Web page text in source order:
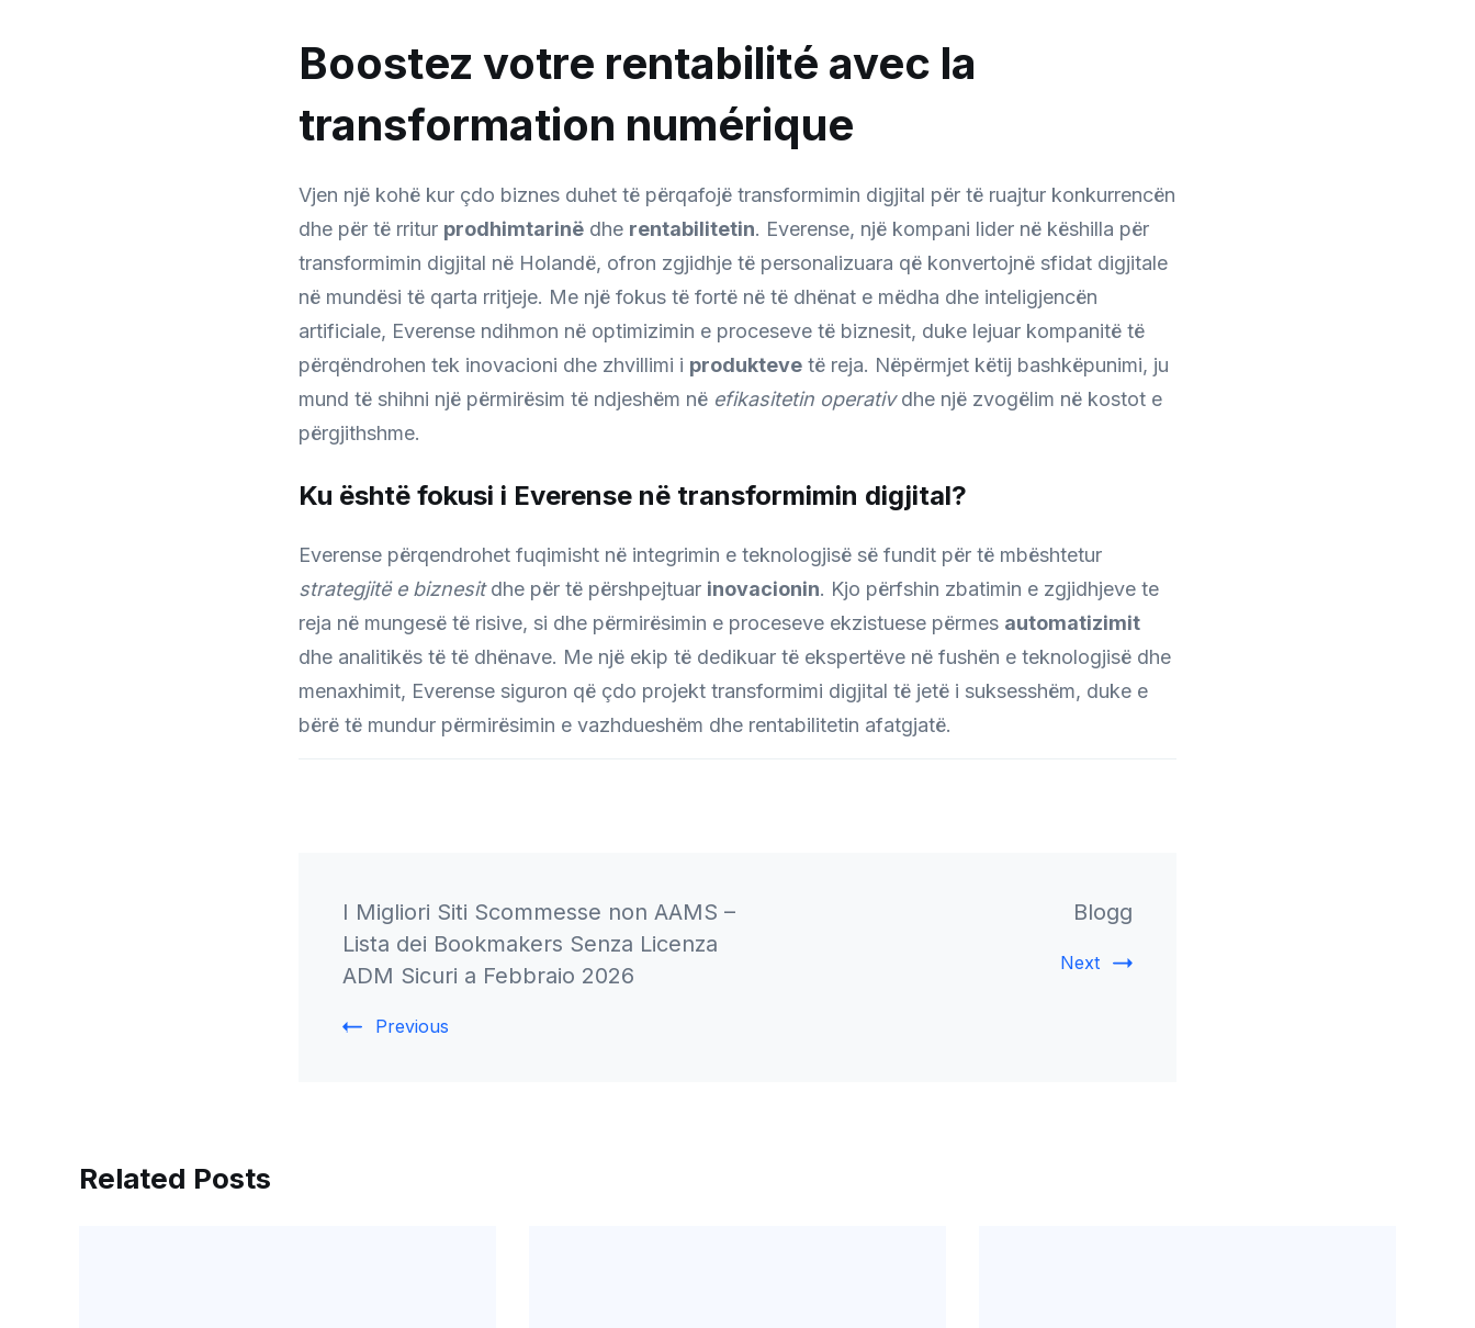
Conseil
En
Netherlands
Boostez votre rentabilité avec la
transformation numérique
Vjen një kohë kur çdo biznes duhet të përqafojë transformimin digjital për të ruajtur konkurrencën
dhe për të rritur prodhimtarinë dhe rentabilitetin. Everense, një kompani lider në këshilla për
transformimin digjital në Holandë, ofron zgjidhje të personalizuara që konvertojnë sfidat digjitale
në mundësi të qarta rritjeje. Me një fokus të fortë në të dhënat e mëdha dhe inteligjencën
artificiale, Everense ndihmon në optimizimin e proceseve të biznesit, duke lejuar kompanitë të
përqëndrohen tek inovacioni dhe zhvillimi i produkteve të reja. Nëpërmjet këtij bashkëpunimi, ju
mund të shihni një përmirësim të ndjeshëm në efikasitetin operativdhe një zvogëlim në kostot e
përgjithshme.
Ku është fokusi i Everense në transformimin digjital?
Everense përqendrohet fuqimisht në integrimin e teknologjisë së fundit për të mbështetur
strategjitë e biznesitdhe për të përshpejtuar inovacionin. Kjo përfshin zbatimin e zgjidhjeve te
reja në mungesë të risive, si dhe përmirësimin e proceseve ekzistuese përmes automatizimit
dhe analitikës të të dhënave. Me një ekip të dedikuar të ekspertëve në fushën e teknologjisë dhe
menaxhimit, Everense siguron që çdo projekt transformimi digjital të jetë i suksesshëm, duke e
bërë të mundur përmirësimin e vazhdueshëm dhe rentabilitetin afatgjatë.
Navigation
I Migliori Siti Scommesse non AAMS –
Lista dei Bookmakers Senza Licenza
ADM Sicuri a Febbraio 2026
Previous
Blogg
Next
Related Posts